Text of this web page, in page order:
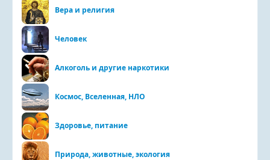
Вера и религия
Человек
Алкоголь и другие наркотики
Космос, Вселенная, НЛО
Здоровье, питание
Природа, животные, экология